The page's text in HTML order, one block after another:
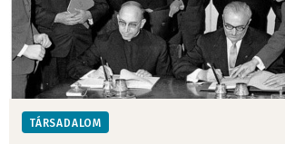
TÁRSADALOM